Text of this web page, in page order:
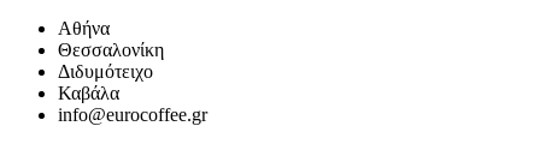
Αθήνα
Θεσσαλονίκη
Διδυμότειχο
Καβάλα
info@eurocoffee.gr